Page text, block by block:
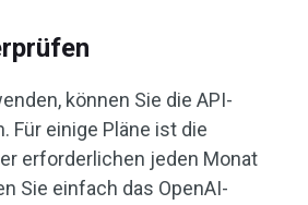
können Sie die API-
Für einige Pläne ist die
erforderlichen jeden Monat
Sie einfach das OpenAI-